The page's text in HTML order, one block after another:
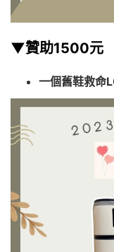
▼贊助1500元
一個舊鞋救命